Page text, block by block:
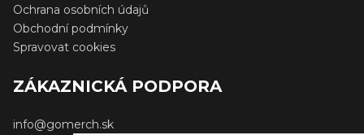
Ochrana osobních údajů
Obchodní podmínky
Spravovat cookies
ZÁKAZNICKÁ PODPORA
info@gomerch.sk